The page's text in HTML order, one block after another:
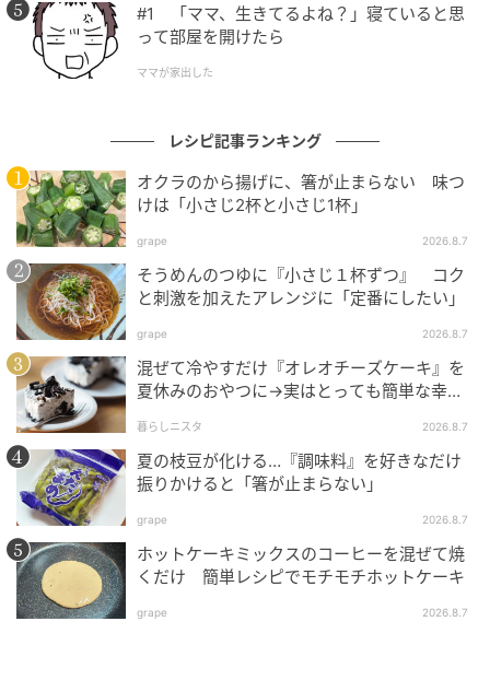
気持ちがラクに。わさびを食べた夫もその後、特に体
調を崩すことはなくホッとしました。
知り、義母の発言すべてを真に受けなくてもいいんだ
と感じました。料理法のアドバイスなど、ありがたい
言葉は真摯に受け止め、夫や息子に少しでもおいしい
料理を食べてもらおうと思っています。
著者：土田えり子／30代・女性・主婦。2人の男児の
母。元記者で、現在はフリーランスとして企業のリリ
ース記事や、自身の子育て体験談などを執筆中。
作画：まっふ
※ベビーカレンダーが独自に実施したアンケートで集
めた読者様の体験談をもとに記事化しています
ベビーカレンダー編集部
元記事で読む
#1 「ママ、生きてるよね？」寝ていると思
って部屋を開けたら
ママが家出した
レシピ記事ランキング
オクラのから揚げに、箸が止まらない 味つ
けは「小さじ2杯と小さじ1杯」
grape 2026.8.7
そうめんのつゆに『小さじ１杯ずつ』 コク
と刺激を加えたアレンジに「定番にしたい」
grape 2026.8.7
混ぜて冷やすだけ『オレオチーズケーキ』を
夏休みのおやつに→実はとっても簡単な幸せ
暮らしニスタ 2026.8.7
夏の枝豆が化ける…『調味料』を好きなだけ
振りかけると「箸が止まらない」
grape 2026.8.7
ホットケーキミックスのコーヒーを混ぜて焼
くだけ 簡単レシピでモチモチホットケーキ
grape 2026.8.7